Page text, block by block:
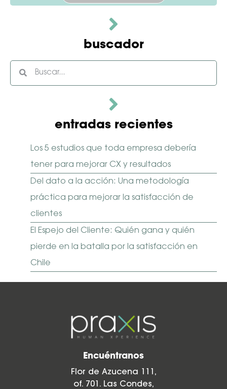
este
buscador
entradas recientes
Los 5 estudios que toda empresa debería
tener para mejorar CX y resultados
Del dato a la acción: Una metodología
práctica para mejorar la satisfacción de
clientes
El Espejo del Cliente: Quién gana y quién
pierde en la batalla por la satisfacción en
Chile
Encuéntranos
Flor de Azucena 111,
of. 701. Las Condes,